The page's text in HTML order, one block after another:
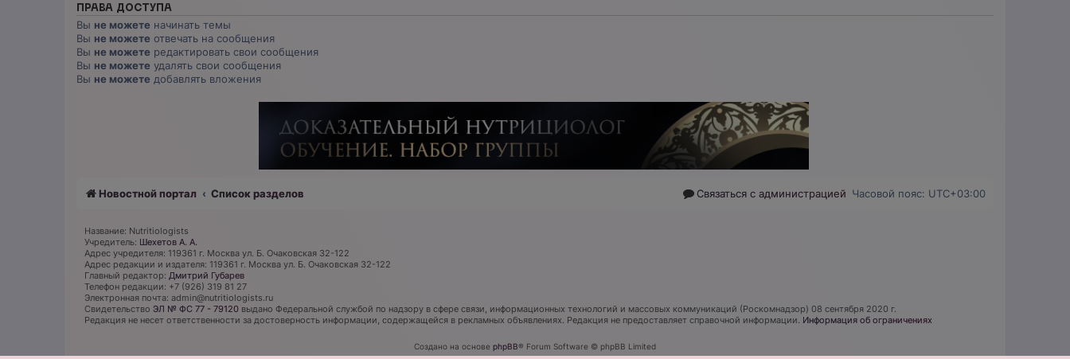
ПРАВА ДОСТУПА
Вы не можете начинать темы
Вы не можете отвечать на сообщения
Вы не можете редактировать свои сообщения
Вы не можете удалять свои сообщения
Вы не можете добавлять вложения
Новостной портал Список разделов Часовой пояс: UTC+03:00
Связаться с администрацией
Название: Nutritiologists
Учредитель: Шехетов А. А.
Адрес учредителя: 119361 г. Москва ул. Б. Очаковская 32-122
Адрес редакции и издателя: 119361 г. Москва ул. Б. Очаковская 32-122
Главный редактор: Дмитрий Губарев
Телефон редакции: +7 (926) 319 81 27
Электронная почта: admin@nutritiologists.ru
Cвидетельство ЭЛ № ФС 77 - 79120 выдано Федеральной службой по надзору в сфере связи, информационных технологий и массовых коммуникаций (Роскомнадзор) 08 сентября 2020 г.
Редакция не несет ответственности за достоверность информации, содержащейся в рекламных объявлениях. Редакция не предоставляет справочной информации. Информация об ограничениях
Создано на основе phpBB® Forum Software © phpBB Limited